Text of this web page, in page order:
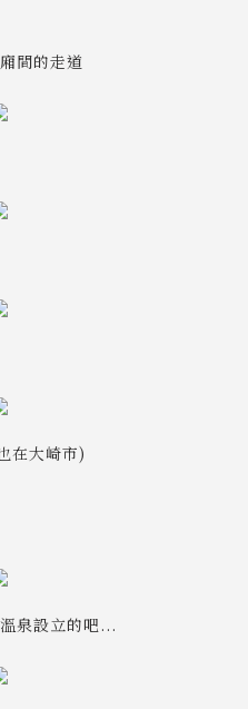
間的走道
在大崎市)
泉設立的吧...